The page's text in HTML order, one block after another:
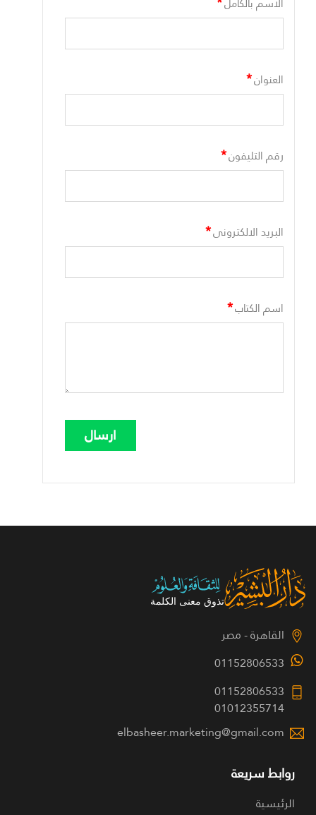
العنوان*
رقم التليفون*
البريد الالكترونى*
اسم الكتاب*
القاهرة - مصر
01152806533
01152806533
01012355714
elbasheer.marketing@gmail.com
روابط سريعة
الرئيسية